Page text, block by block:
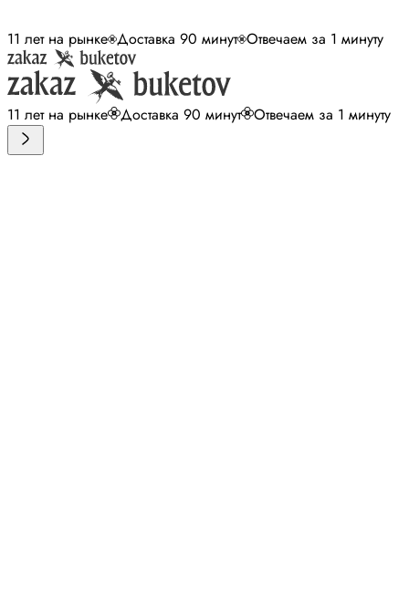
11 лет на рынке Доставка 90 минут Отвечаем за 1 минуту
11 лет на рынке Доставка 90 минут Отвечаем за 1 минуту